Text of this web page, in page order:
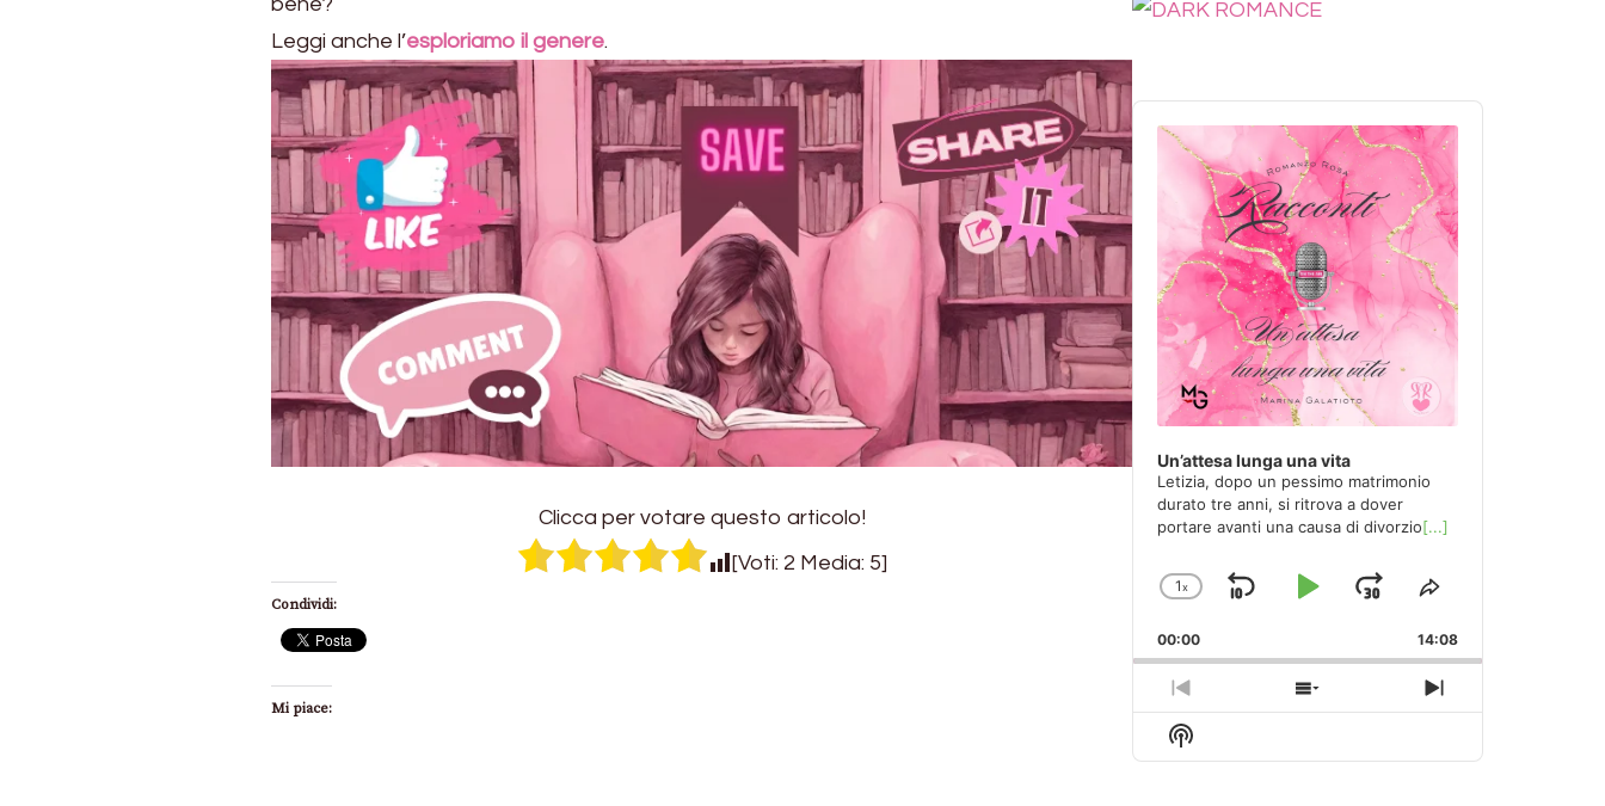
Leggi anche l’esploriamo il genere.
Clicca per votare questo articolo!
[Voti: 2 Media: 5]
Condividi:
Mi piace:
Audio
Player
Un’attesa lunga una vita
Letizia, dopo un pessimo matrimonio
durato tre anni, si ritrova a dover
portare avanti una causa di divorzio[...]
Change
Rate
1x
SkipPlayJump
Forward
Share
Episode
00:00 14:08
Previous
Episode
Show
Episodes
Next
Episode
Show
Podcast